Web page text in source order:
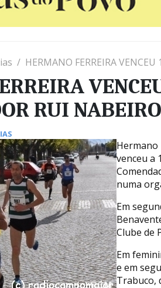
HERMANO FERREIRA
RUI
Hermano
venceu a
numa
Em
Clube de
Em
e em
Trabuco,